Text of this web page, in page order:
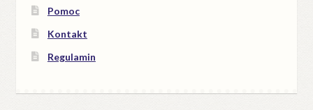
Pomoc
Kontakt
Regulamin